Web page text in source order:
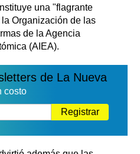
una "flagrante
Organización de las
de la Agencia
(AIEA).
de La Nueva
costo
Registrar